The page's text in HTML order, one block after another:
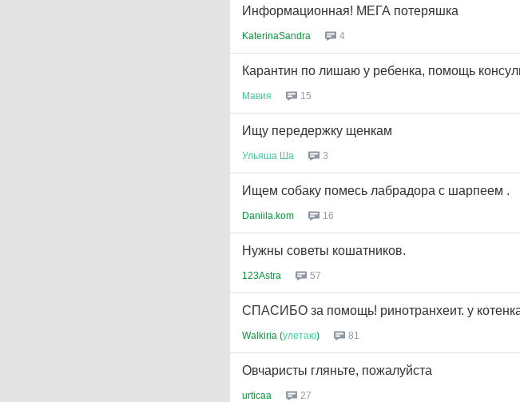
Информационная! МЕГА потеряшка
KaterinaSandra 4
Карантин по лишаю у ребенка, помощь
Мавия 15
Ищу передержку щенкам
Ульяша Ша 3
Ищем собаку помесь лабрадора с шарпеем .
Daniila.kom 16
Нужны советы кошатников.
123Astra 57
СПАСИБО за помощь! ринотранхеит. у
Walkiria (улетаю) 81
Овчаристы гляньте, пожалуйста
urticaa 27